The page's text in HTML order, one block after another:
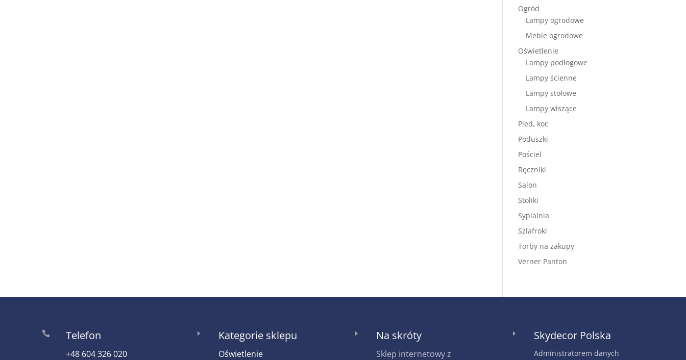
Ogród
Lampy ogrodowe
Meble ogrodowe
Oświetlenie
Lampy podłogowe
Lampy ścienne
Lampy stołowe
Lampy wiszące
Pled, koc
Poduszki
Pościel
Ręczniki
Salon
Stoliki
Sypialnia
Szlafroki
Torby na zakupy
Verner Panton
 Telefon
+48 604 326 020
E Kategorie sklepu
Oświetlenie
E Na skróty
Sklep internetowy z
E Skydecor Polska
Administratorem danych